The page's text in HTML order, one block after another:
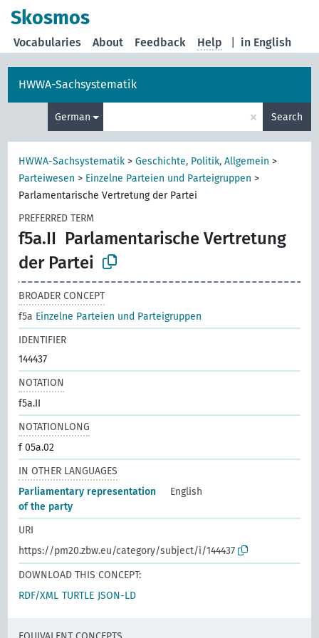
Skosmos
in English
Vocabularies About Feedback Help
HWWA-Sachsystematik
German × Search
HWWA-Sachsystematik >Geschichte, Politik, Allgemein >
Parteiwesen > Einzelne Parteien und Parteigruppen >
Parlamentarische Vertretung der Partei
PREFERRED TERM
f5a.II Parlamentarische Vertretung
der Partei
BROADER CONCEPT
f5a Einzelne Parteien und Parteigruppen
IDENTIFIER
144437
NOTATION
f5a.II
NOTATIONLONG
f 05a.02
IN OTHER LANGUAGES
Parliamentary representation
of the party
English
URI
https://pm20.zbw.eu/category/subject/i/144437
DOWNLOAD THIS CONCEPT:
RDF/XML TURTLE JSON-LD